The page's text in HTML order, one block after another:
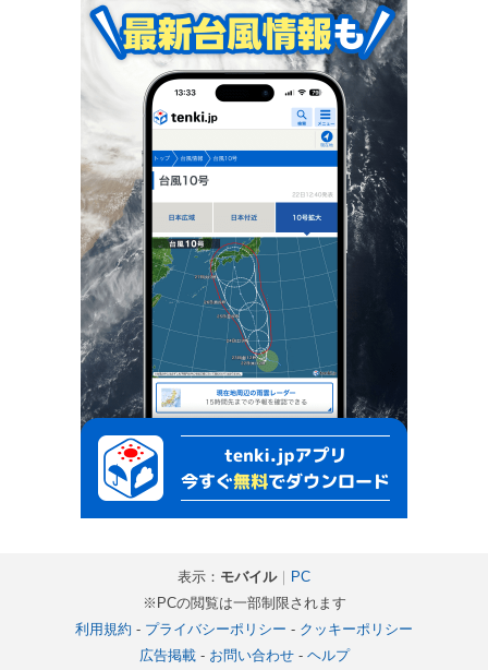
表示： モバイル｜ PC
※PCの閲覧は一部制限されます
利用規約 - プライバシーポリシー - クッキーポリシー
広告掲載- お問い合わせ- ヘルプ